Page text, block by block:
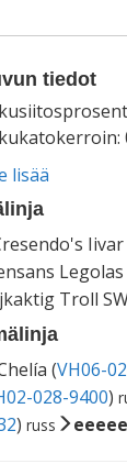
tiedot
lisää
Iivar
Legolas
Troll
(VH06-
028-9400)
) russ